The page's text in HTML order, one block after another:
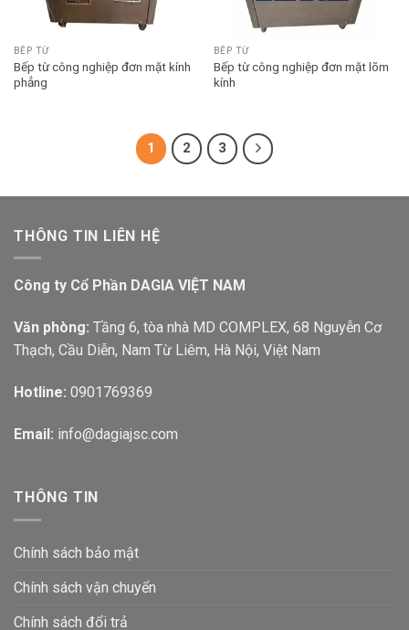
BẾP TỪ
Bếp từ công nghiệp đơn mặt kính
phẳng
BẾP TỪ
Bếp từ công nghiệp đơn mặt lõm
kính
1 2 3
THÔNG TIN LIÊN HỆ
Công ty Cổ Phần DAGIA VIỆT NAM
Văn phòng: Tầng 6, tòa nhà MD COMPLEX, 68 Nguyễn Cơ
Thạch, Cầu Diễn, Nam Từ Liêm, Hà Nội, Việt Nam
Hotline: 0901769369
Email: info@dagiajsc.com
THÔNG TIN
Chính sách bảo mật
Chính sách vận chuyển
Chính sách đổi trả